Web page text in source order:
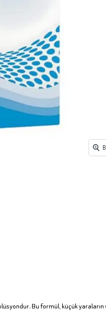
Bu formül, küçük yaraların